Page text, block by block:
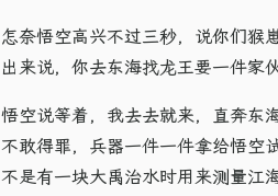
怎奈悟空高兴不过三秒，说你们猴
出来说，你去东海找龙王要一件家伙
悟空说等着，我去去就来，直奔东
不敢得罪，兵器一件一件拿给悟空
不是有一块大禹治水时用来测量江